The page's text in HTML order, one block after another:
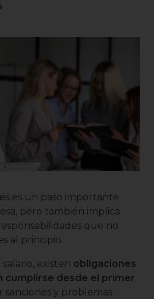
es un paso importante
pero también implica
que no
al principio.
existen obligaciones
cumplirse desde el primer
sanciones y problemas